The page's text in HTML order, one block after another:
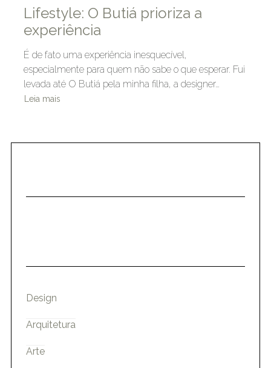
Lifestyle: O Butiá prioriza a
experiência
É de fato uma experiência inesquecível,
especialmente para quem não sabe o que esperar. Fui
levada até O Butiá pela minha filha, a designer…
Leia mais
Design
Arquitetura
Arte